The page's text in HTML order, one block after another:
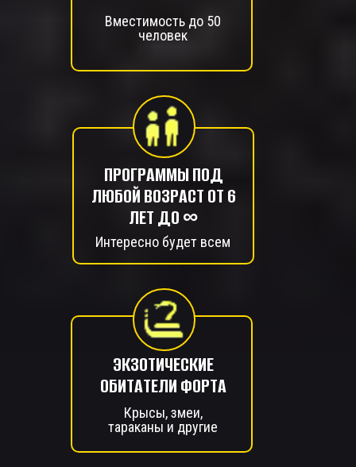
Крысы, змеи,
тараканы и другие
ЭКЗОТИЧЕСКИЕ
ОБИТАТЕЛИ ФОРТА
Интересно будет всем
ПРОГРАММЫ ПОД
ЛЮБОЙ ВОЗРАСТ ОТ 6
ЛЕТ ДО ∞
Вместимость до 50
человек